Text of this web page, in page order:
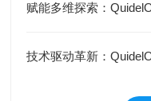
赋能多维探索：
技术驱动革新：